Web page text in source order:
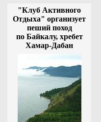
"Клуб Активного
Отдыха" организует
пеший поход
по Байкалу, хребет
Хамар-Дабан